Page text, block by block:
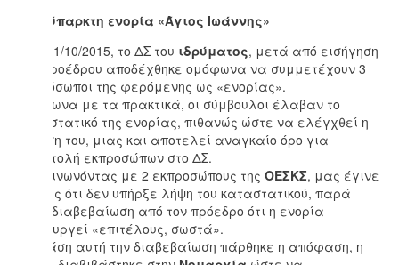
Η ανύπαρκτη ενορία «Άγιος Ιωάννης»
Στις 11/10/2015, το ΔΣ του ιδρύματος, μετά από εισήγηση
του προέδρου αποδέχθηκε ομόφωνα να συμμετέχουν 3
εκπρόσωποι της φερόμενης ως «ενορίας».
Σύμφωνα με τα πρακτικά, οι σύμβουλοι έλαβαν το
καταστατικό της ενορίας, πιθανώς ώστε να ελέγχθεί η
τήρηση του, μιας και αποτελεί αναγκαίο όρο για
αποστολή εκπροσώπων στο ΔΣ.
Επικοινωνόντας με 2 εκπροσώπους της ΟΕΣΚΣ, μας έγινε
σαφές ότι δεν υπήρξε λήψη του καταστατικού, παρά
μόνο διαβεβαίωση από τον πρόεδρο ότι η ενορία
λειτουργεί «επιτέλους, σωστά».
Με βάση αυτή την διαβεβαίωση πάρθηκε η απόφαση, η